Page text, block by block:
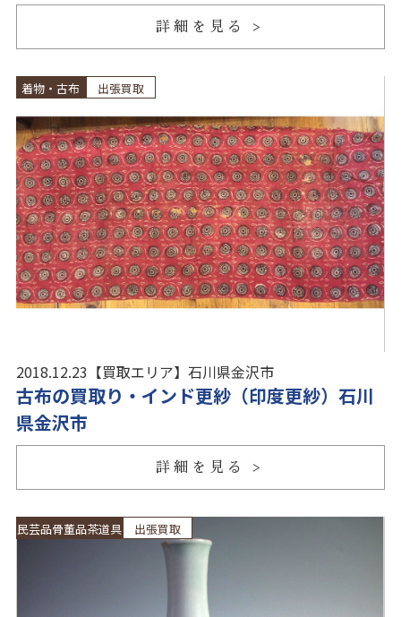
詳細を見る
着物・古布 出張買取
2018.12.23 【買取エリア】 石川県金沢市
古布の買取り・インド更紗（印度更紗）石川
県金沢市
詳細を見る
民芸品骨董品茶道具 出張買取